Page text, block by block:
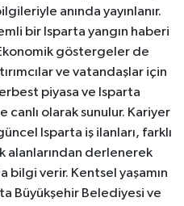
anında yayınlanır.
bir Isparta yangın haberi
göstergeler de
ve vatandaşlar için
piyasa ve Isparta
canlı olarak sunulur. Kariyer
Isparta iş ilanları, farklı
alanlarından derlenerek
bilgi verir. Kentsel yaşamın
Büyükşehir Belediyesi ve